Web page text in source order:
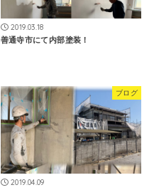
2019.03.18
善通寺市にて内部塗装！
ブログ
2019.04.09